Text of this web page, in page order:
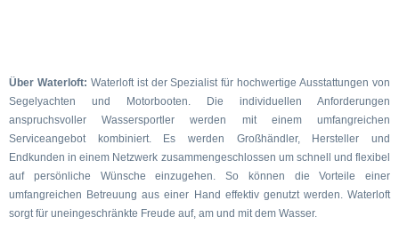
Über Waterloft: Waterloft ist der Spezialist für hochwertige Ausstattungen von
Segelyachten und Motorbooten. Die individuellen Anforderungen
anspruchsvoller Wassersportler werden mit einem umfangreichen
Serviceangebot kombiniert. Es werden Großhändler, Hersteller und
Endkunden in einem Netzwerk zusammengeschlossen um schnell und flexibel
auf persönliche Wünsche einzugehen. So können die Vorteile einer
umfangreichen Betreuung aus einer Hand effektiv genutzt werden. Waterloft
sorgt für uneingeschränkte Freude auf, am und mit dem Wasser.